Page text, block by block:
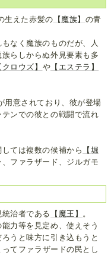
生えた赤髪の 【魔族】 の青
なく魔族のものだが、人
らしからぬ外見要素も多
クロウズ】 や 【エステラ】
用意されており、彼が登場
ンでの彼との戦闘で流れ
ては複数の候補から
【堀
ファラザード、ジルガモ
治者である 【魔王】 。
力等を見定め、使えそう
うと味方に引き込もうと
てファラザードの民とし